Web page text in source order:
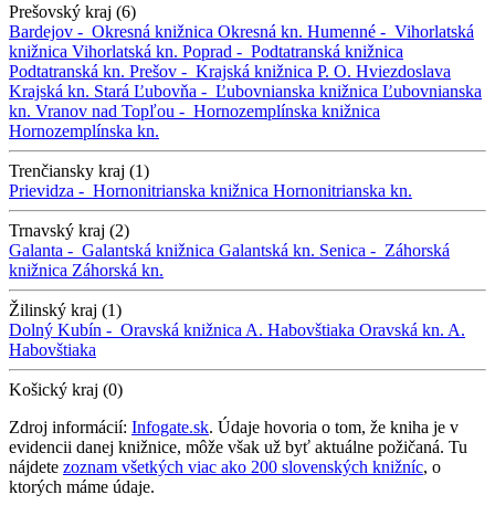
Prešovský kraj (6)
Bardejov - Okresná knižnica Okresná kn. Humenné - Vihorlatská
knižnica Vihorlatská kn. Poprad - Podtatranská knižnica
Podtatranská kn. Prešov - Krajská knižnica P. O. Hviezdoslava
Krajská kn. Stará Ľubovňa - Ľubovnianska knižnica Ľubovnianska
kn. Vranov nad Topľou - Hornozemplínska knižnica
Hornozemplínska kn.
Trenčiansky kraj (1)
Prievidza - Hornonitrianska knižnica Hornonitrianska kn.
Trnavský kraj (2)
Galanta - Galantská knižnica Galantská kn. Senica - Záhorská
knižnica Záhorská kn.
Žilinský kraj (1)
Dolný Kubín - Oravská knižnica A. Habovštiaka Oravská kn. A.
Habovštiaka
Košický kraj (0)
Zdroj informácií: Infogate.sk. Údaje hovoria o tom, že kniha je v
evidencii danej knižnice, môže však už byť aktuálne požičaná. Tu
nájdete zoznam všetkých viac ako 200 slovenských knižníc, o
ktorých máme údaje.